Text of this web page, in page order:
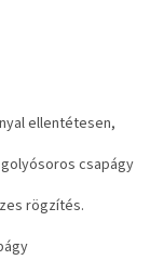
ellentétesen,
csapágy
rögzítés.